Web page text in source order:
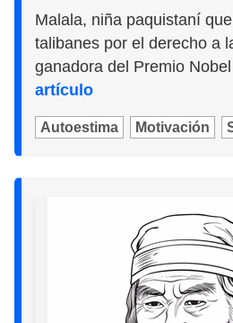
Malala, niña paquistaní
talibanes por el derecho a
ganadora del Premio
artículo
Autoestima Motivación